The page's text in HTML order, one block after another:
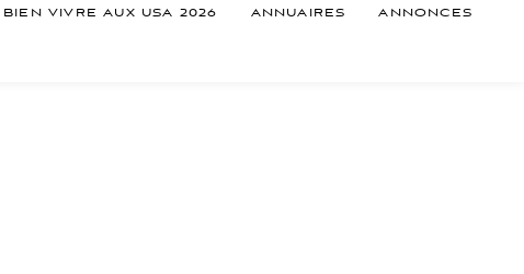
BIEN VIVRE AUX USA 2026 ANNUAIRES ANNONCES